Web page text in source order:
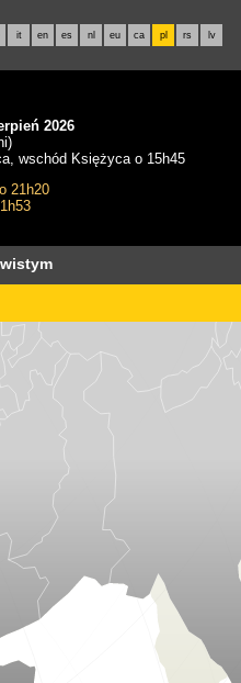
it en es nl eu ca pl rs lv
2026
wschód Księżyca o 15h45
21h20